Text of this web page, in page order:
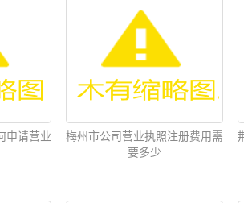
申请营业
梅州市公司营业执照注册费用需
要多少